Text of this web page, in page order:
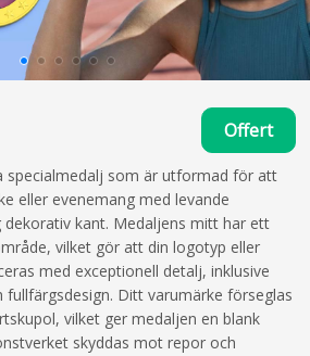
Offert
specialmedalj som är utformad för att
eller evenemang med levande
kant. Medaljens mitt har ett
vilket gör att din logotyp eller
med exceptionell detalj, inklusive
fullfärgsdesign. Ditt varumärke förseglas
vilket ger medaljen en blank
skyddas mot repor och